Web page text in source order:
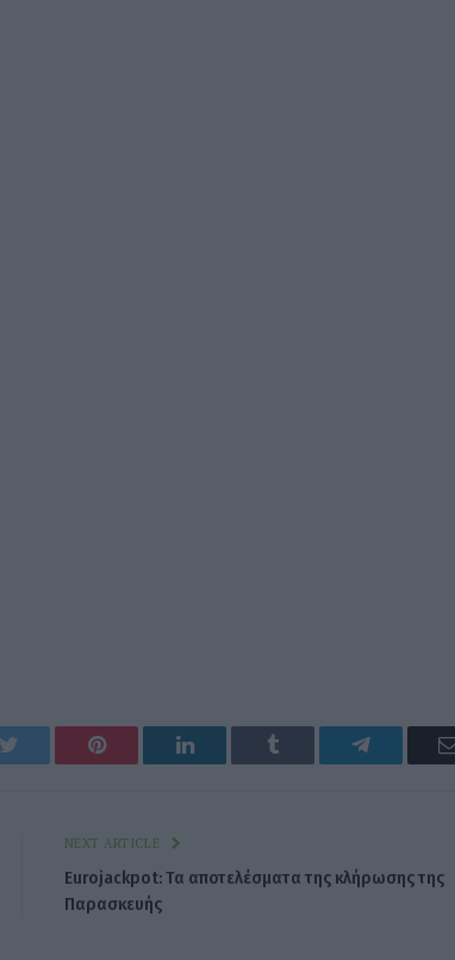
Pinterest LinkedIn Tumblr Telegram
NEXT ARTICLE
Eurojackpot: Τα αποτελέσματα της κλήρωσης της
Παρασκευής